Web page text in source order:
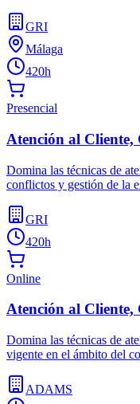
GRI
Málaga
420h
Presencial
Atención al
Domina las técnicas de
conflictos y gestión de la
GRI
420h
Online
Atención al
Domina las técnicas de
vigente en el ámbito del
ADAMS